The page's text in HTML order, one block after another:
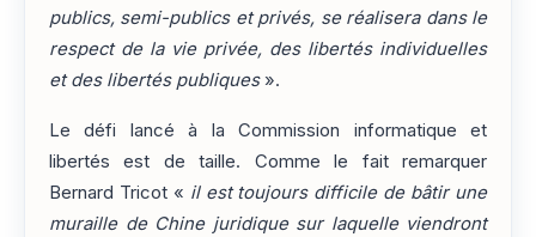
publics, semi-publics et privés, se réalisera dans le
respect de la vie privée, des libertés individuelles
et des libertés publiques».
Le défi lancé à la Commission informatique et
libertés est de taille. Comme le fait remarquer
Bernard Tricot « il est toujours difficile de bâtir une
muraille de Chine juridique sur laquelle viendront